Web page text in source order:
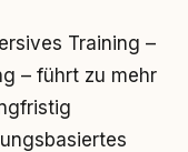
Training –
– führt zu mehr